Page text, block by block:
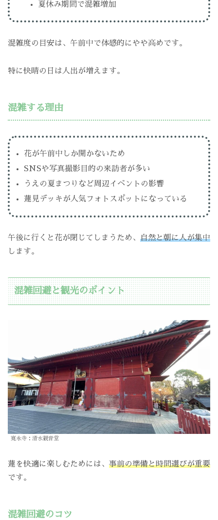
夏休み期間で混雑増加
混雑度の目安は、午前中で体感的にやや高めです。
特に快晴の日は人出が増えます。
混雑する理由
花が午前中しか開かないため
SNSや写真撮影目的の来訪者が多い
うえの夏まつりなど周辺イベントの影響
蓮見デッキが人気フォトスポットになっている
午後に行くと花が閉じてしまうため、 自然と朝に人が集中
します。
混雑回避と観光のポイント
寛永寺：清水観音堂
蓮を快適に楽しむためには、 事前の準備と時間選びが重要
です。
混雑回避のコツ